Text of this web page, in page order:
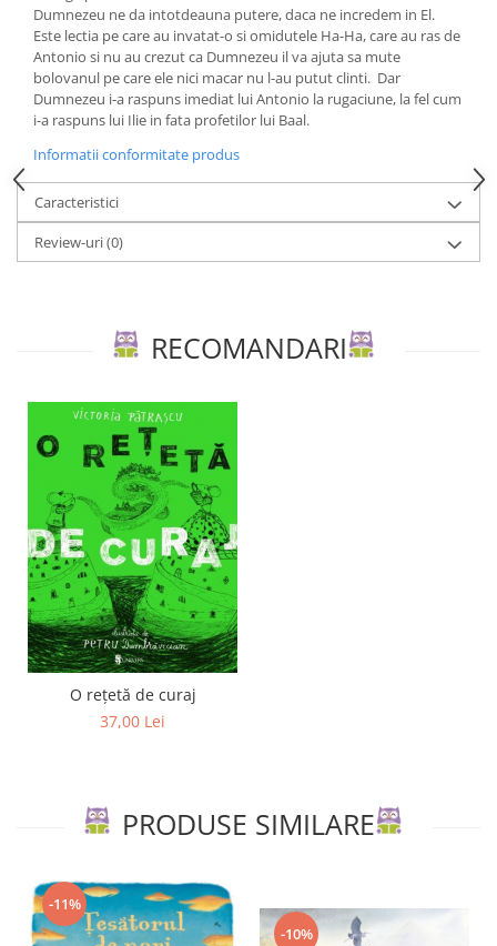
Editura Scriptum
Editura Sophia
Editura Usborne
Editura Verba
Dumnezeu ne da intotdeauna putere, daca ne incredem in El.
Este lectia pe care au invatat-o si omidutele Ha-Ha, care au ras de
Antonio si nu au crezut ca Dumnezeu il va ajuta sa mute
bolovanul pe care ele nici macar nu l-au putut clinti. Dar
Dumnezeu i-a raspuns imediat lui Antonio la rugaciune, la fel cum
i-a raspuns lui Ilie in fata profetilor lui Baal.
Informatii conformitate produs
Caracteristici
Review-uri(0)
RECOMANDARI
O rețetă de curaj
37,00 Lei
PRODUSE SIMILARE
-11%
-10%